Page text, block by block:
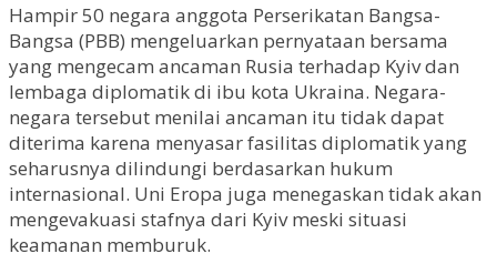
Hampir 50 negara anggota Perserikatan Bangsa-
Bangsa (PBB) mengeluarkan pernyataan bersama
yang mengecam ancaman Rusia terhadap Kyiv dan
lembaga diplomatik di ibu kota Ukraina. Negara-
negara tersebut menilai ancaman itu tidak dapat
diterima karena menyasar fasilitas diplomatik yang
seharusnya dilindungi berdasarkan hukum
internasional. Uni Eropa juga menegaskan tidak akan
mengevakuasi stafnya dari Kyiv meski situasi
keamanan memburuk.